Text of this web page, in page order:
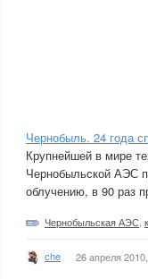
Чернобыль. 24 года
Крупнейшей в мире
Чернобыльской АЭС
облучению, в 90 раз
Чернобыльская АЭС
che 26 апреля